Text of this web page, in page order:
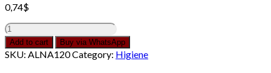
0,74$
ALCOHOL
ALNA
120cm
(E)
Add to cart Buy via WhatsApp
SKU: ALNA120Category: Higiene